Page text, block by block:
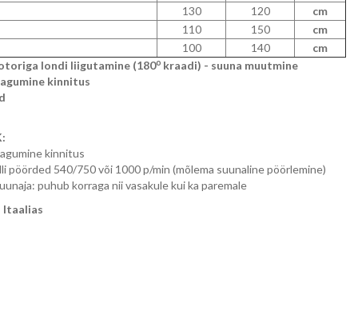
130
120
cm
110
150
cm
100
140
cm
londi liigutamine (180o kraadi) - suuna muutmine
kinnitus
kinnitus
pöörded 540/750 või 1000 p/min (mõlema suunaline pöörlemine)
puhub korraga nii vasakule kui ka paremale